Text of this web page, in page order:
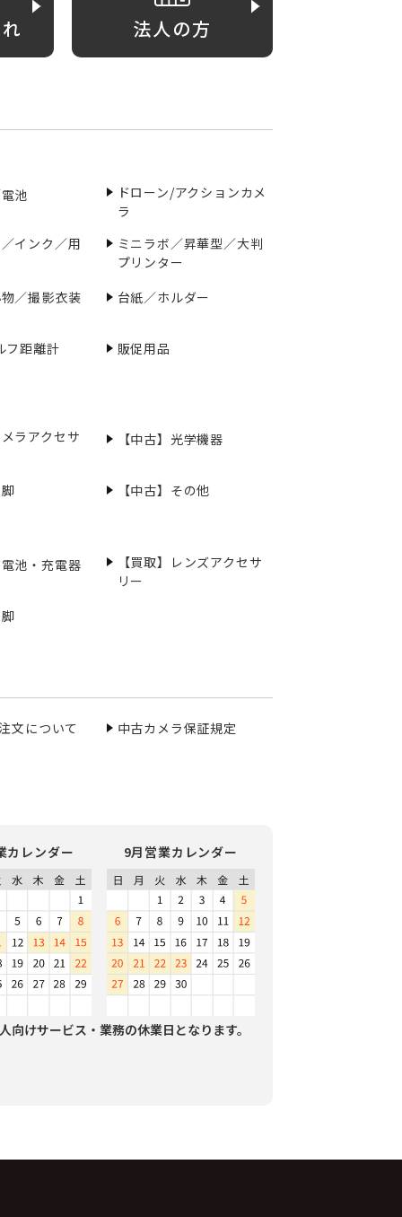
法人の方
池
ドローン/アクションカメ
ラ
インク／用
ミニラボ／昇華型／大判
プリンター
／撮影衣装
台紙／ホルダー
フ距離計 販促用品
ラアクセサ 【中古】光学機器
【中古】その他
池・充電器
【買取】レンズアクセサ
リー
文について 中古カメラ保証規定
カレンダー 9月営業カレンダー
向けサービス・業務の休業日となります。